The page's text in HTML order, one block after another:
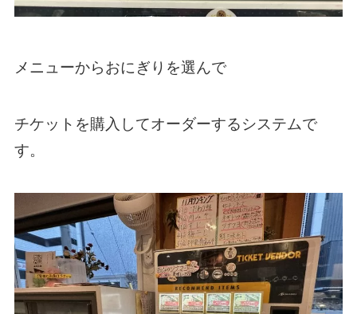
メニューからおにぎりを選んで
チケットを購入してオーダーするシステムで
す。